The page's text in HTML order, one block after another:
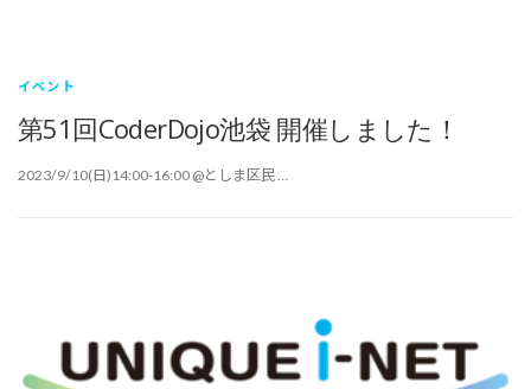
イベント
第51回CoderDojo池袋 開催しました！
2023/9/10(日)14:00-16:00 @としま区民 …